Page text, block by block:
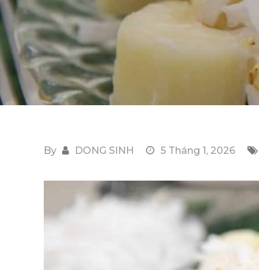
By DONG SINH 5 Tháng 1, 2026